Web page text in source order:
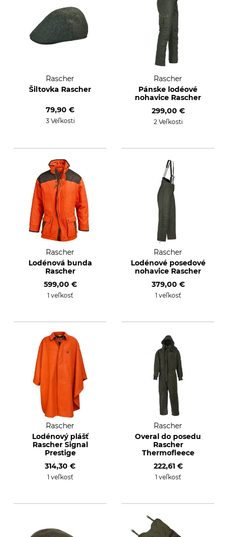
Rascher
Šiltovka Rascher
79,90 €
3 Veľkosti
Rascher
Pánske lodéové
nohavice Rascher
299,00 €
2 Veľkosti
Rascher
Lodénová bunda
Rascher
599,00 €
1 veľkosť
Rascher
Lodénové posedové
nohavice Rascher
379,00 €
1 veľkosť
Rascher
Lodénový plášť
Rascher Signal
Prestige
314,30 €
1 veľkosť
Rascher
Overal do posedu
Rascher
Thermofleece
222,61 €
1 veľkosť